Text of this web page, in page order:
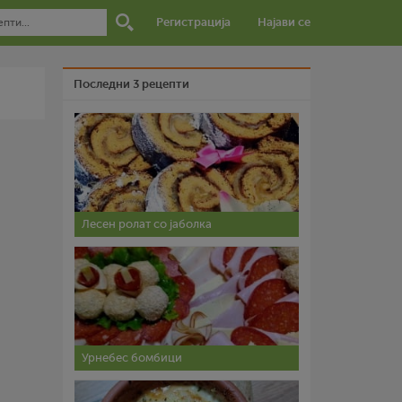
Регистрација Најави се
Последни 3 рецепти
Лесен ролат со јаболка
Урнебес бомбици